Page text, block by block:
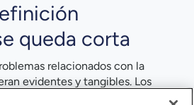
queda corta
relacionados con la
evidentes y tangibles. Los